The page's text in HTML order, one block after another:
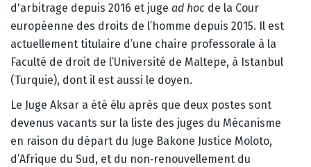
d'arbitrage depuis 2016 et juge ad hoc de la Cour
européenne des droits de l’homme depuis 2015. Il est
actuellement titulaire d’une chaire professorale à la
Faculté de droit de l’Université de Maltepe, à Istanbul
(Turquie), dont il est aussi le doyen.
Le Juge Aksar a été élu après que deux postes sont
devenus vacants sur la liste des juges du Mécanisme
en raison du départ du Juge Bakone Justice Moloto,
d’Afrique du Sud, et du non‑renouvellement du